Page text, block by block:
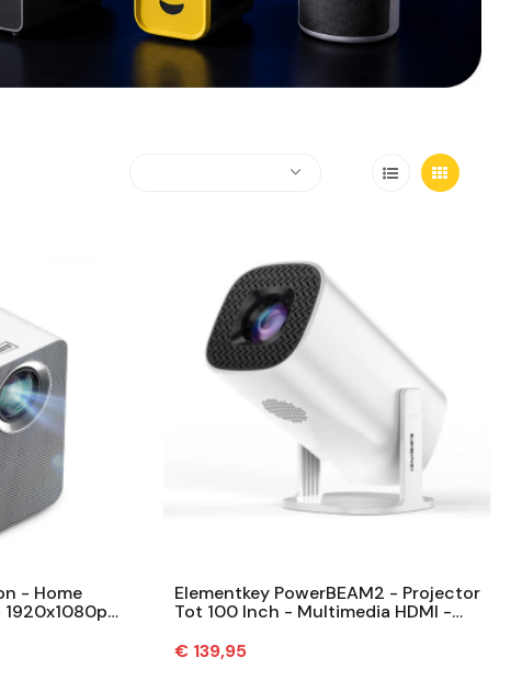
- Home
Elementkey PowerBEAM2 - Projector
Tot 100 Inch - Multimedia HDMI -
Prijs
€ 139,95